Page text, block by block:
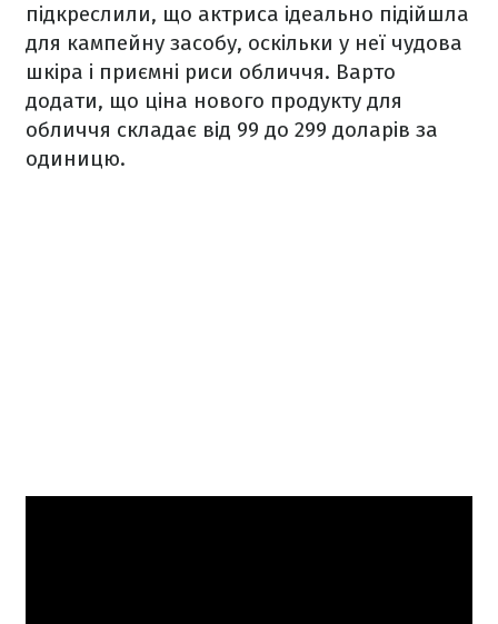
підкреслили, що актриса ідеально підійшла
для кампейну засобу, оскільки у неї чудова
шкіра і приємні риси обличчя. Варто
додати, що ціна нового продукту для
обличчя складає від 99 до 299 доларів за
одиницю.